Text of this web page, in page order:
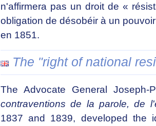
n'affirmera pas un droit de «
obligation de désobéir à un
en 1851.
The "right of national
The Advocate General
contraventions de la parole, de
1837 and 1839, developed the